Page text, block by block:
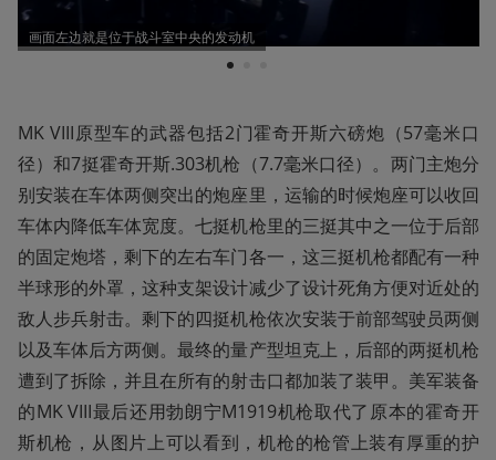
画面左边就是位于战斗室中央的发动机
1
MK VIII原型车的武器包括2门霍奇开斯六磅炮（57毫米口
径）和7挺霍奇开斯.303机枪（7.7毫米口径）。两门主炮分
别安装在车体两侧突出的炮座里，运输的时候炮座可以收回
车体内降低车体宽度。七挺机枪里的三挺其中之一位于后部
的固定炮塔，剩下的左右车门各一，这三挺机枪都配有一种
半球形的外罩，这种支架设计减少了设计死角方便对近处的
敌人步兵射击。剩下的四挺机枪依次安装于前部驾驶员两侧
以及车体后方两侧。最终的量产型坦克上，后部的两挺机枪
遭到了拆除，并且在所有的射击口都加装了装甲。美军装备
的MK VIII最后还用勃朗宁M1919机枪取代了原本的霍奇开
斯机枪，从图片上可以看到，机枪的枪管上装有厚重的护